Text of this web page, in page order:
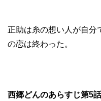
正助は糸の想い人が自分
の恋は終わった。
西郷どんのあらすじ第5話